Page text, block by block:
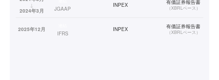
↓
2024年3月
JGAAP
INPEX 有価証券報告書
（XBRLベース）
2025年12月
IFRS
INPEX 有価証券報告書
（XBRLベース）